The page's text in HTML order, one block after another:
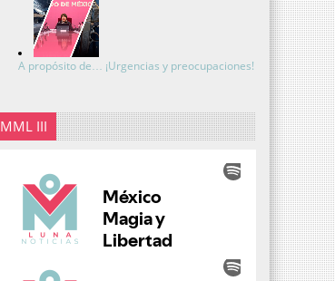
A propósito de… ¡Urgencias y preocupaciones!
MML III